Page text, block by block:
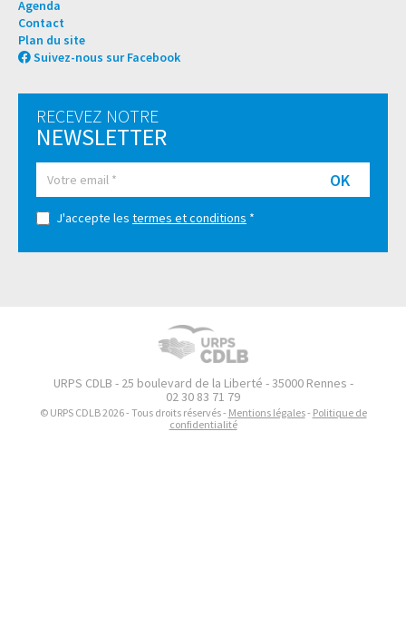
Agenda
Contact
Plan du site
Suivez-nous sur Facebook
RECEVEZ NOTRE
NEWSLETTER
OK
J'accepte les termes et conditions *
URPS CDLB - 25 boulevard de la Liberté - 35000 Rennes -
02 30 83 71 79
© URPS CDLB 2026 - Tous droits réservés - Mentions légales- Politique de
confidentialité